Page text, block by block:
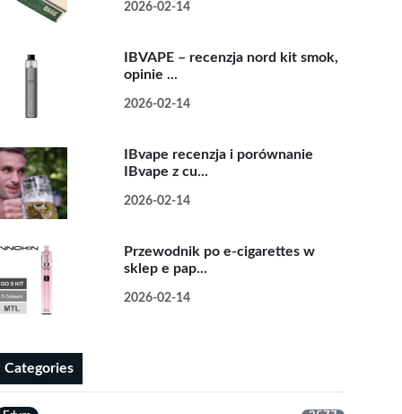
2026-02-14
IBVAPE – recenzja nord kit smok,
opinie ...
2026-02-14
IBvape recenzja i porównanie
IBvape z cu...
2026-02-14
Przewodnik po e-cigarettes w
sklep e pap...
2026-02-14
Categories